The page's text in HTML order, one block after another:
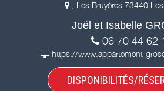
, Les Bruyères 73440
Joël et Isabelle
06 70 44 62
https://www.appartement-
DISPONIBILITÉS/